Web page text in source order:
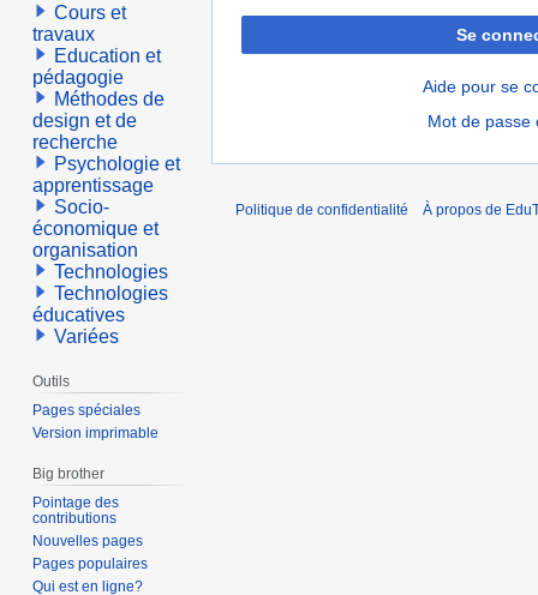
Se
Aide pour se
Mot de passe
Cours et
travaux
Education et
pédagogie
Méthodes de
design et de
recherche
Psychologie et
apprentissage
Socio-
économique et
organisation
Technologies
Technologies
éducatives
Variées
Outils
Pages spéciales
Version imprimable
Big brother
Pointage des
contributions
Nouvelles pages
Pages populaires
Qui est en ligne?
Politique de confidentialité À propos de